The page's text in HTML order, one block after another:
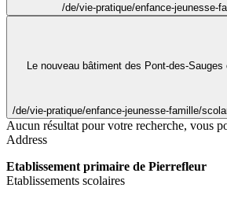
/de/vie-pratique/enfance-jeunesse-
Le nouveau bâtiment des Pont-des-Sauges
/de/vie-pratique/enfance-jeunesse-famille/
Aucun résultat pour votre recherche, vous
Address
Etablissement primaire de Pierrefleur
Etablissements scolaires